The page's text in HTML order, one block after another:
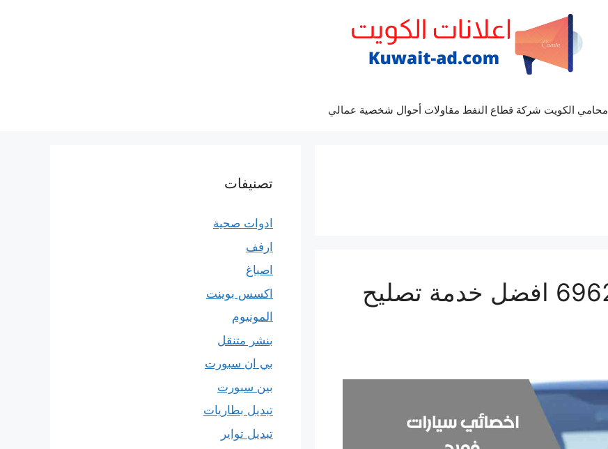
محامي الكويت شركة قطاع النفط مقاولات أحوال شخصية عمالي
مراكز صيانة فورد 69622745 افضل خدمة تصليح
تصنيفات
ادوات صحية
ارفف
اصباغ
اكسس بوينت
المونيوم
بنشر متنقل
بي ان سبورت
بين سبورت
تبديل بطاريات
تبديل تواير